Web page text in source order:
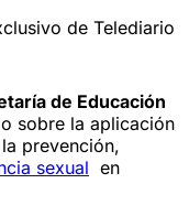
de Telediario
de Educación
sobre la aplicación
prevención,
sexual en